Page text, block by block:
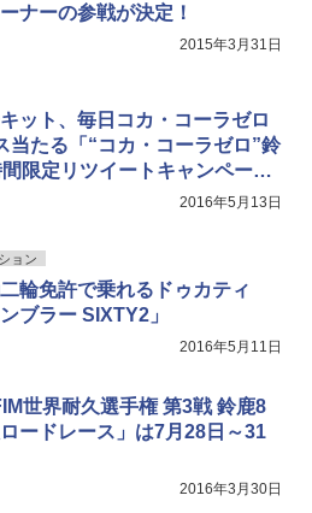
ナーの参戦が決定！
2015年3月31日
ット、毎日コカ・コーラゼロ
当たる「“コカ・コーラゼロ”鈴
限定リツイートキャンペー
2016年5月13日
ョン
輪免許で乗れるドゥカティ
ブラー SIXTY2」
2016年5月11日
世界耐久選手権 第3戦 鈴鹿8
ードレース」は7月28日～31
2016年3月30日